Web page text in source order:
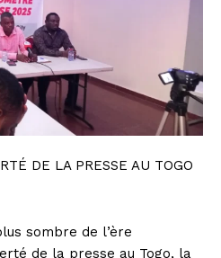
DE LA PRESSE AU TOGO
sombre de l’ère
de la presse au Togo, la